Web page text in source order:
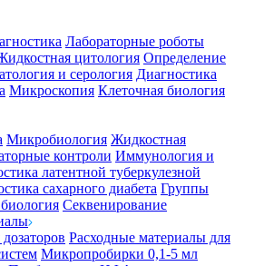
Лабораторные роботы
цитология Определение
и серология Диагностика
Микроскопия Клеточная биология
Микробиология Жидкостная
контроли Иммунология и
латентной туберкулезной
сахарного диабета Группы
Секвенирование
Расходные материалы для
Микропробирки 0,1-5 мл